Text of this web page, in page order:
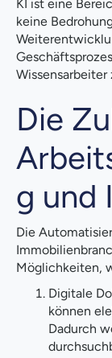
KI ist eine
keine
Wissensarbeiter
Die
g und
Die
Möglichkeiten,
Digitale
können
Dadurch